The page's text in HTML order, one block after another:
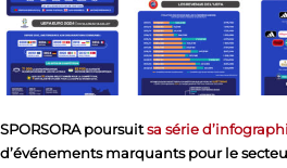
SPORSORA poursuitsa série
d’événements marquants pour le